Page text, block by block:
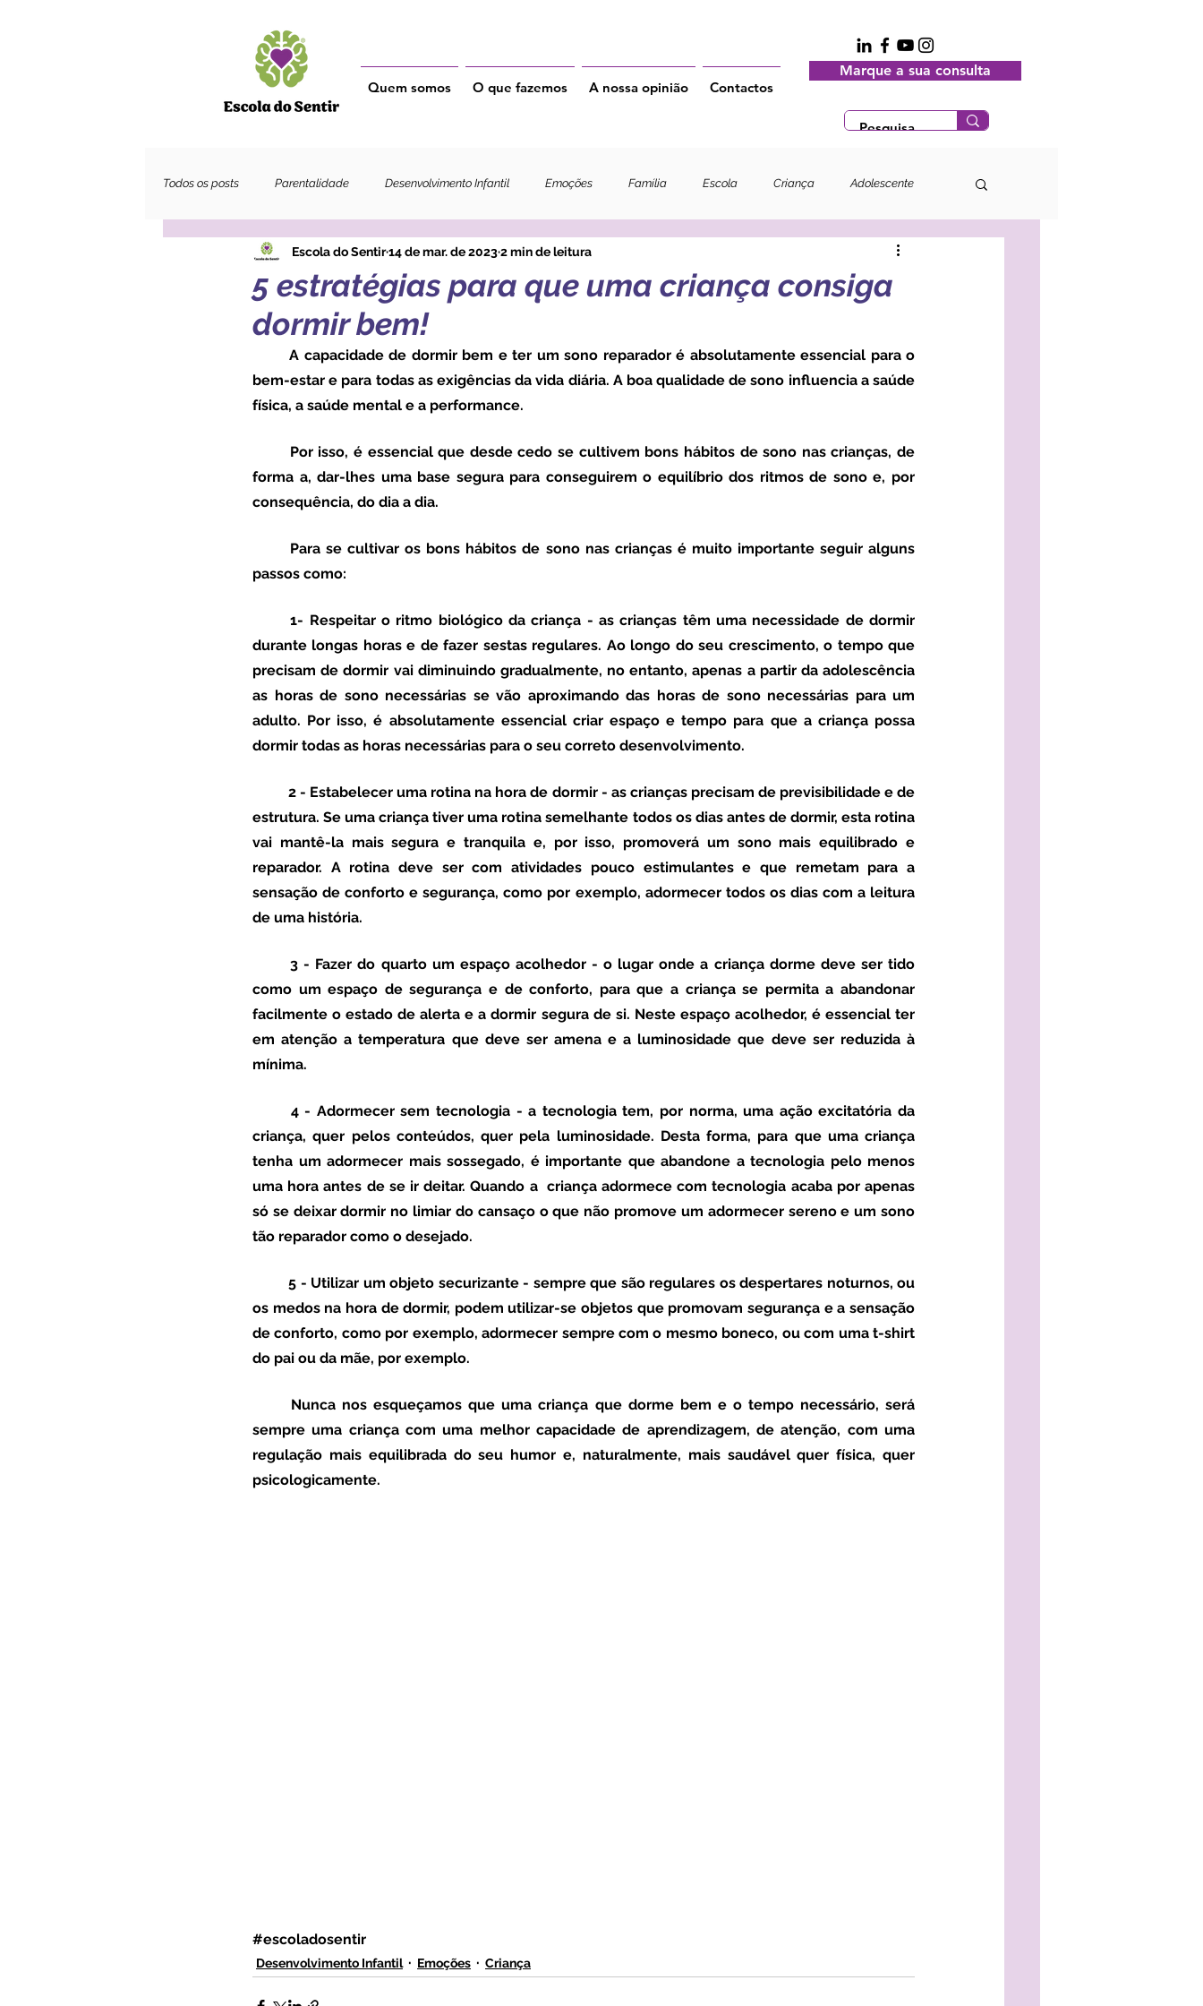
Quem somos O que fazemos A nossa opinião Contactos
Marque a sua consulta
Todos os posts Parentalidade Desenvolvimento Infantil Emoções Família Escola Criança Adolescente
5 estratégias para que uma criança consiga
dormir bem!
Escola do Sentir14 de mar. de 20232 min de leitura
	A capacidade de dormir bem e ter um sono reparador é absolutamente essencial para o
bem-estar e para todas as exigências da vida diária. A boa qualidade de sono influencia a saúde
física, a saúde mental e a performance.
forma a, dar-lhes uma base segura para conseguirem o equilíbrio dos ritmos de sono e, por
consequência, do dia a dia.
passos como:
1- Respeitar o ritmo biológico da criança - as crianças têm uma necessidade de dormir
durante longas horas e de fazer sestas regulares. Ao longo do seu crescimento, o tempo que
precisam de dormir vai diminuindo gradualmente, no entanto, apenas a partir da adolescência
as horas de sono necessárias se vão aproximando das horas de sono necessárias para um
adulto. Por isso, é absolutamente essencial criar espaço e tempo para que a criança possa
dormir todas as horas necessárias para o seu correto desenvolvimento.
2 - Estabelecer uma rotina na hora de dormir - as crianças precisam de previsibilidade e de
estrutura. Se uma criança tiver uma rotina semelhante todos os dias antes de dormir, esta rotina
vai mantê-la mais segura e tranquila e, por isso, promoverá um sono mais equilibrado e
reparador. A rotina deve ser com atividades pouco estimulantes e que remetam para a
sensação de conforto e segurança, como por exemplo, adormecer todos os dias com a leitura
de uma história.
3 - Fazer do quarto um espaço acolhedor - o lugar onde a criança dorme deve ser tido
como um espaço de segurança e de conforto, para que a criança se permita a abandonar
facilmente o estado de alerta e a dormir segura de si. Neste espaço acolhedor, é essencial ter
em atenção a temperatura que deve ser amena e a luminosidade que deve ser reduzida à
mínima.
4 - Adormecer sem tecnologia - a tecnologia tem, por norma, uma ação excitatória da
criança, quer pelos conteúdos, quer pela luminosidade. Desta forma, para que uma criança
tenha um adormecer mais sossegado, é importante que abandone a tecnologia pelo menos
uma hora antes de se ir deitar. Quando a  criança adormece com tecnologia acaba por apenas
só se deixar dormir no limiar do cansaço o que não promove um adormecer sereno e um sono
tão reparador como o desejado.
5 - Utilizar um objeto securizante - sempre que são regulares os despertares noturnos, ou
os medos na hora de dormir, podem utilizar-se objetos que promovam segurança e a sensação
de conforto, como por exemplo, adormecer sempre com o mesmo boneco, ou com uma t-shirt
do pai ou da mãe, por exemplo.
sempre uma criança com uma melhor capacidade de aprendizagem, de atenção, com uma
regulação mais equilibrada do seu humor e, naturalmente, mais saudável quer física, quer
psicologicamente.
#escoladosentir
Desenvolvimento Infantil Emoções Criança